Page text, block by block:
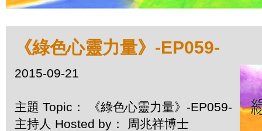
《綠色心靈力量》-EP059-
2015-09-21
主題 Topic： 《綠色心靈力量》-EP059-
主持人 Hosted by： 周兆祥博士